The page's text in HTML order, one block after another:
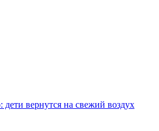
вернутся на свежий воздух